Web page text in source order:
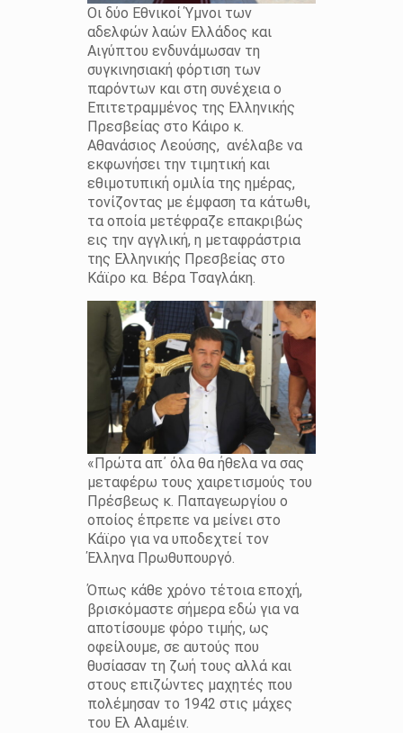
Οι δύο Εθνικοί Ύμνοι των
αδελφών λαών Ελλάδος και
Αιγύπτου ενδυνάμωσαν τη
συγκινησιακή φόρτιση των
παρόντων και στη συνέχεια ο
Επιτετραμμένος της Ελληνικής
Πρεσβείας στο Κάιρο κ.
Αθανάσιος Λεούσης, ανέλαβε να
εκφωνήσει την τιμητική και
εθιμοτυπική ομιλία της ημέρας,
τονίζοντας με έμφαση τα κάτωθι,
τα οποία μετέφραζε επακριβώς
εις την αγγλική, η μεταφράστρια
της Ελληνικής Πρεσβείας στο
Κάϊρο κα. Βέρα Τσαγλάκη.
«Πρώτα απ΄ όλα θα ήθελα να σας
μεταφέρω τους χαιρετισμούς του
Πρέσβεως κ. Παπαγεωργίου ο
οποίος έπρεπε να μείνει στο
Κάϊρο για να υποδεχτεί τον
Έλληνα Πρωθυπουργό.
Όπως κάθε χρόνο τέτοια εποχή,
βρισκόμαστε σήμερα εδώ για να
αποτίσουμε φόρο τιμής, ως
οφείλουμε, σε αυτούς που
θυσίασαν τη ζωή τους αλλά και
στους επιζώντες μαχητές που
πολέμησαν το 1942 στις μάχες
του Ελ Αλαμέιν.